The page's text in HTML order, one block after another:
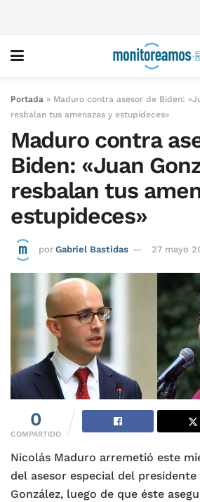
Portada » Maduro contra asesor de Biden:
resbalan tus amenazas y estupideces»
Maduro contra
Biden: «Juan
resbalan tus
estupideces»
por Gabriel Bastidas 27 mayo
0
COMPARTIDO
Nicolás Maduro arremetió este
del asesor especial del presidente
González, luego de que éste